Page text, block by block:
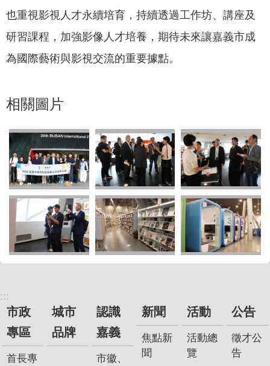
也重視影視人才永續培育，持續透過工作坊、講座及
研習課程，加強影像人才培養，期待未來讓嘉義市成
為國際藝術與影視交流的重要據點。
相關圖片
:::
市政
專區
首長專
城市
品牌
認識
嘉義
市徽、
新聞
焦點新
聞
活動
活動總
覽
公告
徵才公
告